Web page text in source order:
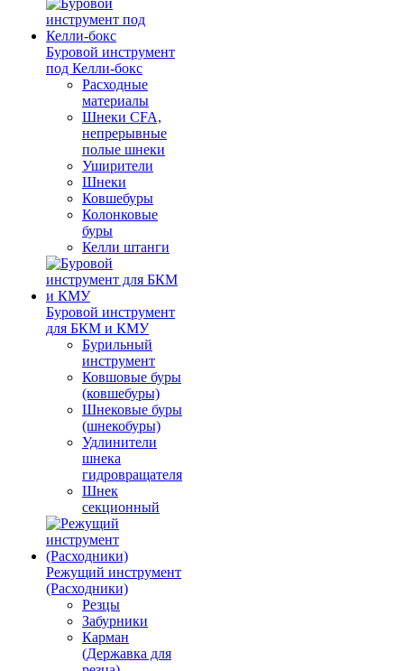
Буровой инструмент
под Келли-бокс
Расходные
материалы
Шнеки CFA,
непрерывные
полые шнеки
Уширители
Шнеки
Ковшебуры
Колонковые
буры
Келли штанги
Буровой инструмент
для БКМ и КМУ
Бурильный
инструмент
Ковшовые буры
(ковшебуры)
Шнековые буры
(шнекобуры)
Удлинители
шнека
гидровращателя
Шнек
секционный
Режущий инструмент
(Расходники)
Резцы
Забурники
Карман
(Державка для